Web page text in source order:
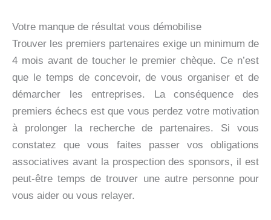
Votre manque de résultat vous démobilise
Trouver les premiers partenaires exige un minimum de
4 mois avant de toucher le premier chèque. Ce n’est
que le temps de concevoir, de vous organiser et de
démarcher les entreprises. La conséquence des
premiers échecs est que vous perdez votre motivation
à prolonger la recherche de partenaires. Si vous
constatez que vous faites passer vos obligations
associatives avant la prospection des sponsors, il est
peut-être temps de trouver une autre personne pour
vous aider ou vous relayer.